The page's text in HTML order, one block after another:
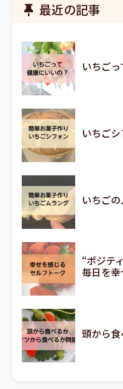
最近の記事
いちご
いちご
いちご
“ポジテ
毎日を
頭から